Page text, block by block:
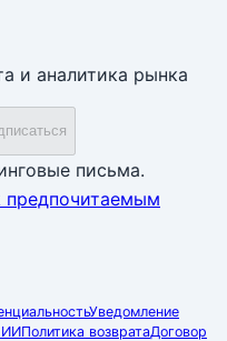
и аналитика рынка
письма.
предпочитаемым
Уведомление
ИИПолитика возвратаДоговор